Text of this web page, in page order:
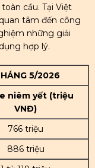
cầu. Tại Việt
tâm đến công
những giải
hợp lý.
5/2026
niêm yết (triệu
VNĐ)
766 triệu
886 triệu